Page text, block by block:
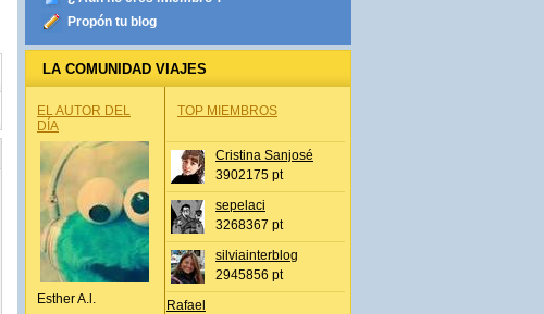
Propón tu blog
LA COMUNIDAD VIAJES
EL AUTOR DEL
DÍA
Esther A.l.
TOP MIEMBROS
Cristina Sanjosé
3902175 pt
sepelaci
3268367 pt
silviainterblog
2945856 pt
Rafael